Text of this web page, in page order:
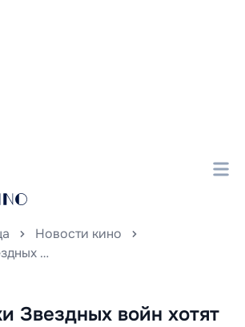
Новости кино
Поклонники Звездных войн хотят увидеть продолжение Аколита
Звездных войн хотят